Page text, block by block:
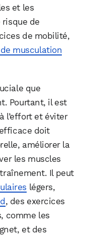
et les
de
de mobilité,
musculation
que
Pourtant, il est
l’effort et éviter
doit
améliorer la
les muscles
Il peut
légers,
, des exercices
comme les
et des